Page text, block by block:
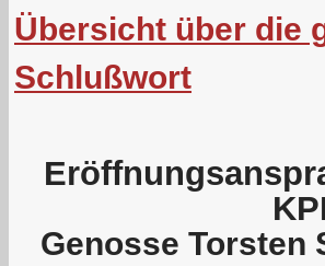
Übersicht über die
Schlußwort
Genosse Torsten